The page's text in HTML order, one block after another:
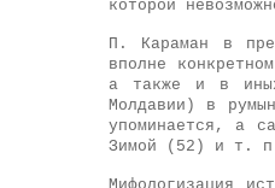
которой
П. Караман в
вполне
а также и в
Молдавии) в
упоминается, а
Зимой (52) и т.